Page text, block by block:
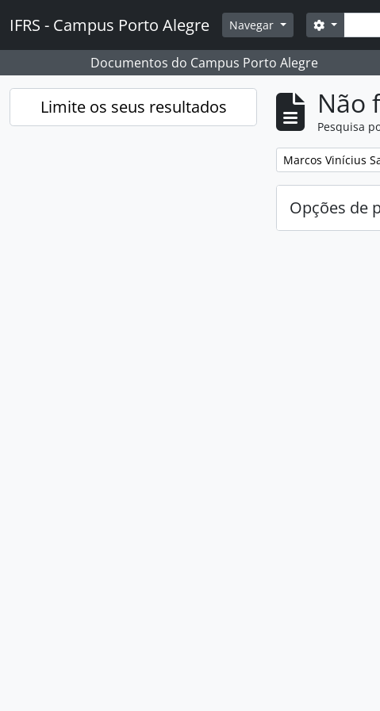
IFRS - Campus Porto Alegre Navegar Opções
Documentos do Campus Porto Alegre
Limite os seus resultados Não
Pesquisa
Remover filtro:
Marcos Vinícius
Opções de